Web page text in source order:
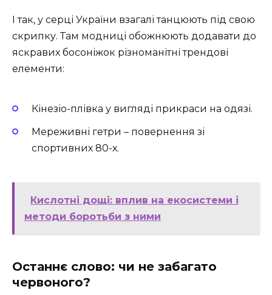
І так, у серці України взагалі танцюють під свою
скрипку. Там модниці обожнюють додавати до
яскравих босоніжок різноманітні трендові
елементи:
Кінезіо-плівка у вигляді прикраси на одязі.
Мереживні гетри – повернення зі
спортивних 80-х.
Кислотні дощі: вплив на екосистеми і
методи боротьби з ними
Останнє слово: чи не забагато
червоного?